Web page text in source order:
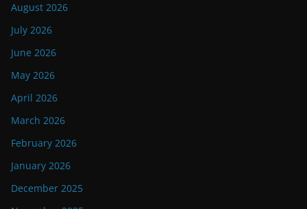
August 2026
July 2026
June 2026
May 2026
April 2026
March 2026
February 2026
January 2026
December 2025